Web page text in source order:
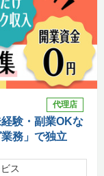
代理店
験・副業OKな
務」で独立
ス